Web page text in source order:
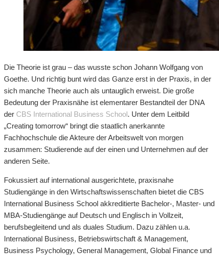
Die Theorie ist grau – das wusste schon Johann Wolfgang von
Goethe. Und richtig bunt wird das Ganze erst in der Praxis, in der
sich manche Theorie auch als untauglich erweist. Die große
Bedeutung der Praxisnähe ist elementarer Bestandteil der DNA
der CBS International Business School. Unter dem Leitbild
„Creating tomorrow“ bringt die staatlich anerkannte
Fachhochschule die Akteure der Arbeitswelt von morgen
zusammen: Studierende auf der einen und Unternehmen auf der
anderen Seite.
Fokussiert auf international ausgerichtete, praxisnahe
Studiengänge in den Wirtschaftswissenschaften bietet die CBS
International Business School akkreditierte Bachelor-, Master- und
MBA-Studiengänge auf Deutsch und Englisch in Vollzeit,
berufsbegleitend und als duales Studium. Dazu zählen u.a.
International Business, Betriebswirtschaft & Management,
Business Psychology, General Management, Global Finance und